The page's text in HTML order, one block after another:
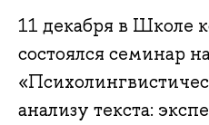
11 декабря в Школе
состоялся семинар
анализу текста: